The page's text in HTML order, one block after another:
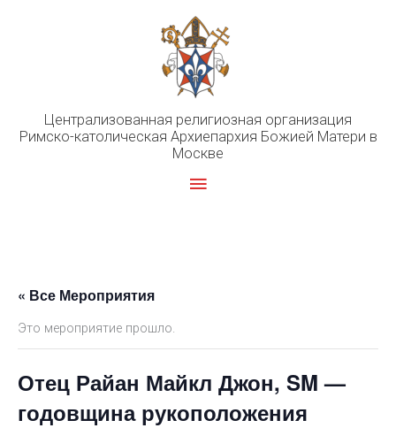
Централизованная религиозная организация
Римско-католическая Архиепархия Божией Матери в
Москве
Главное
« Все Мероприятия
Это мероприятие прошло.
Отец Райан Майкл Джон, SM —
годовщина рукоположения